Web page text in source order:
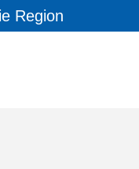
Region